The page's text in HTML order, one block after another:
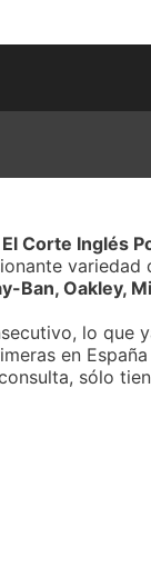
Corte Inglés
variedad
Ban, Oakley,
lo que
en
sólo